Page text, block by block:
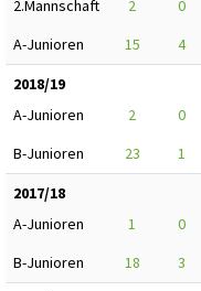
2.Mannschaft
2 0
A-Junioren
15 4
2018/19
A-Junioren
2 0
B-Junioren
23 1
2017/18
A-Junioren
1 0
B-Junioren
18 3